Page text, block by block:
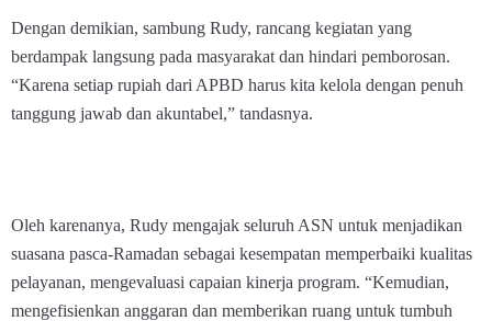
Dengan demikian, sambung Rudy, rancang kegiatan yang
berdampak langsung pada masyarakat dan hindari pemborosan.
“Karena setiap rupiah dari APBD harus kita kelola dengan penuh
tanggung jawab dan akuntabel,” tandasnya.
Oleh karenanya, Rudy mengajak seluruh ASN untuk menjadikan
suasana pasca-Ramadan sebagai kesempatan memperbaiki kualitas
pelayanan, mengevaluasi capaian kinerja program. “Kemudian,
mengefisienkan anggaran dan memberikan ruang untuk tumbuh